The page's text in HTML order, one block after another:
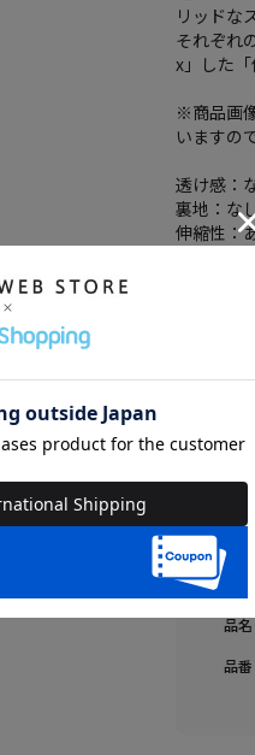
リッドな
それぞれ
x」した
※商品画
いますの
透け感：
裏地：な
伸縮性：
光沢感：
ブ
カ
素材
返
品名
品番